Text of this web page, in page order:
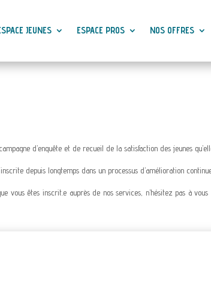
JEUNES ESPACE PROS NOS OFFRES
d’enquête et de recueil de la satisfaction des jeunes
depuis longtemps dans un processus d’amélioration
vous êtes inscrit.e auprès de nos services, n’hésitez pas à